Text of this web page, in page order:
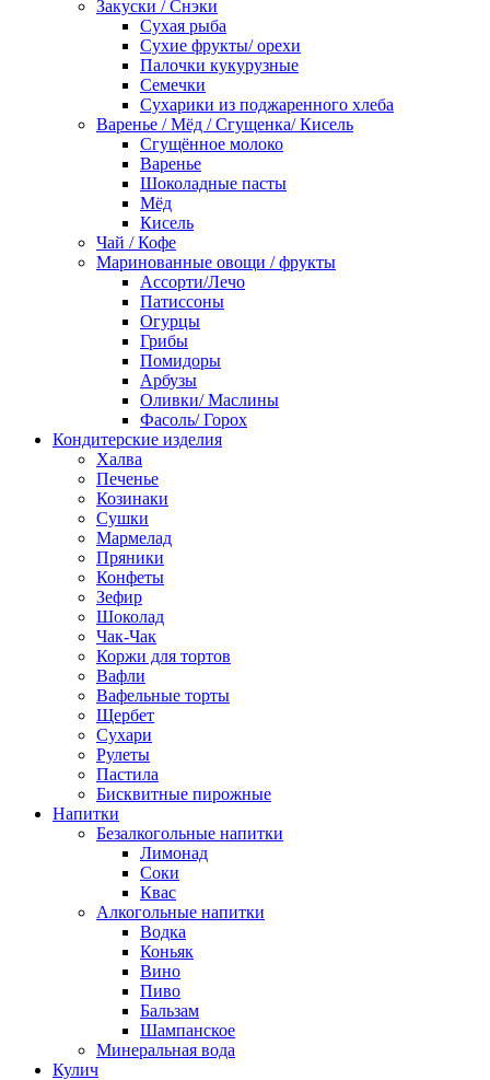
Закуски / Снэки
Сухая рыба
Сухие фрукты/ орехи
Палочки кукурузные
Семечки
Сухарики из поджаренного хлеба
Варенье / Мёд / Сгущенка/ Кисель
Сгущённое молоко
Варенье
Шоколадные пасты
Мёд
Кисель
Чай / Кофе
Маринованные овощи / фрукты
Ассорти/Лечо
Патиссоны
Огурцы
Грибы
Помидоры
Арбузы
Оливки/ Маслины
Фасоль/ Горох
Кондитерские изделия
Халва
Печенье
Козинаки
Сушки
Мармелад
Пряники
Конфеты
Зефир
Шоколад
Чак-Чак
Коржи для тортов
Вафли
Вафельные торты
Щербет
Сухари
Рулеты
Пастила
Бисквитные пирожные
Напитки
Безалкогольные напитки
Лимонад
Соки
Квас
Алкогольные напитки
Водка
Коньяк
Вино
Пиво
Бальзам
Шампанское
Минеральная вода
Кулич